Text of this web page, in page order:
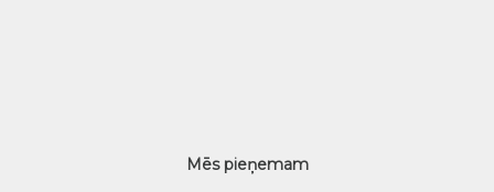
Mēs pieņemam